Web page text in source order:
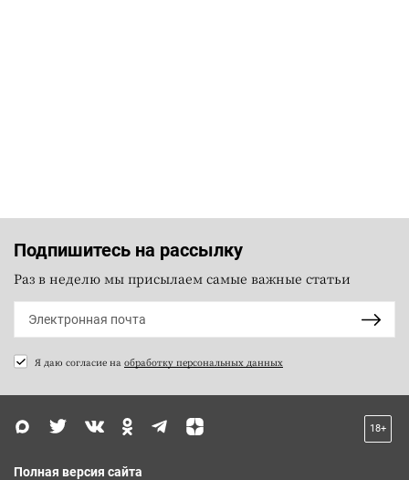
Подпишитесь на рассылку
Раз в неделю мы присылаем самые важные статьи
Я даю согласие на обработку персональных данных
18+
Полная версия сайта